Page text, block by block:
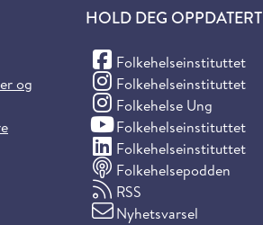
og
HOLD DEG OPPDATERT
Folkehelseinstituttet
(Facebook)
Folkehelseinstituttet
(Instagram)
Folkehelse Ung
(Instagram)
Folkehelseinstituttet
(YouTube)
Folkehelseinstituttet
(LinkedIn)
Folkehelsepodden
RSS
Nyhetsvarsel